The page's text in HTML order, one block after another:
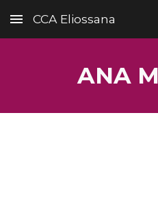
Skip to main content
CCA Eliossana
ANA